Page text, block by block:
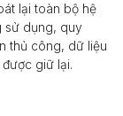
lại toàn bộ hệ
sử dụng, quy
thủ công, dữ liệu
giữ lại.